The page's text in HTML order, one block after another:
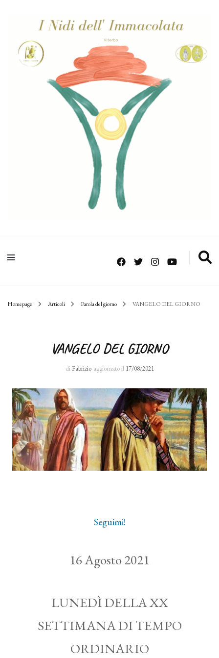
Homepage Articoli Parola del giorno VANGELO DEL GIORNO
VANGELO DEL GIORNO
di Fabrizio aggiornato il 17/08/2021
Seguimi!
16 Agosto 2021
LUNEDÌ DELLA XX
SETTIMANA DI TEMPO
ORDINARIO